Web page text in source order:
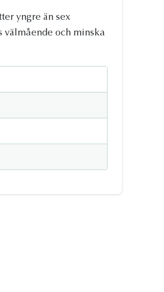
yngre än sex
välmående och minska